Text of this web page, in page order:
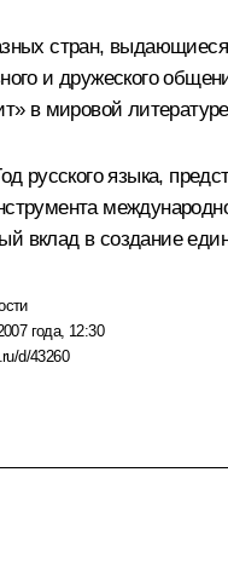
стран,
и дружеского
в мировой
русского языка,
в создание
года, 12:30
d/43260